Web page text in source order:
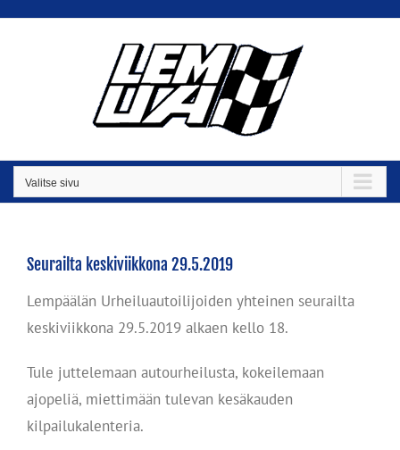
Valitse sivu
Seurailta keskiviikkona 29.5.2019
Lempäälän Urheiluautoilijoiden yhteinen seurailta
keskiviikkona 29.5.2019 alkaen kello 18.
Tule juttelemaan autourheilusta, kokeilemaan
ajopeliä, miettimään tulevan kesäkauden
kilpailukalenteria.